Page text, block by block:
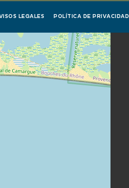
LEGALES POLÍTICA DE PRIVACIDAD